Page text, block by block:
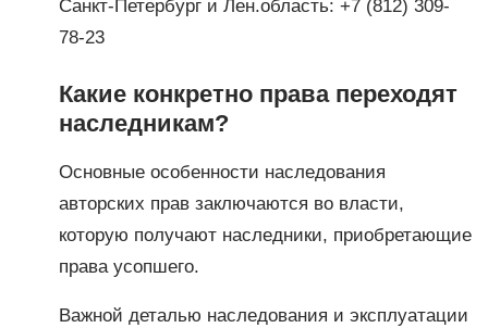
Санкт-Петербург и Лен.область: +7 (812) 309-
78-23
Какие конкретно права переходят
наследникам?
Основные особенности наследования
авторских прав заключаются во власти,
которую получают наследники, приобретающие
права усопшего.
Важной деталью наследования и эксплуатации